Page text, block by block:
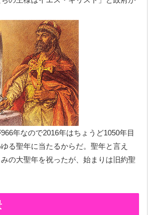
年なので2016年はちょうど1050年目
る聖年に当たるからだ。聖年と言え
の大聖年を祝ったが、始まりは旧約聖